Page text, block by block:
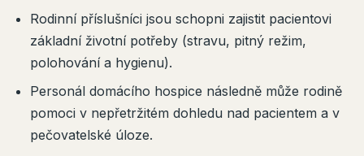
Rodinní příslušníci jsou schopni zajistit pacientovi
základní životní potřeby (stravu, pitný režim,
polohování a hygienu).
Personál domácího hospice následně může rodině
pomoci v nepřetržitém dohledu nad pacientem a v
pečovatelské úloze.